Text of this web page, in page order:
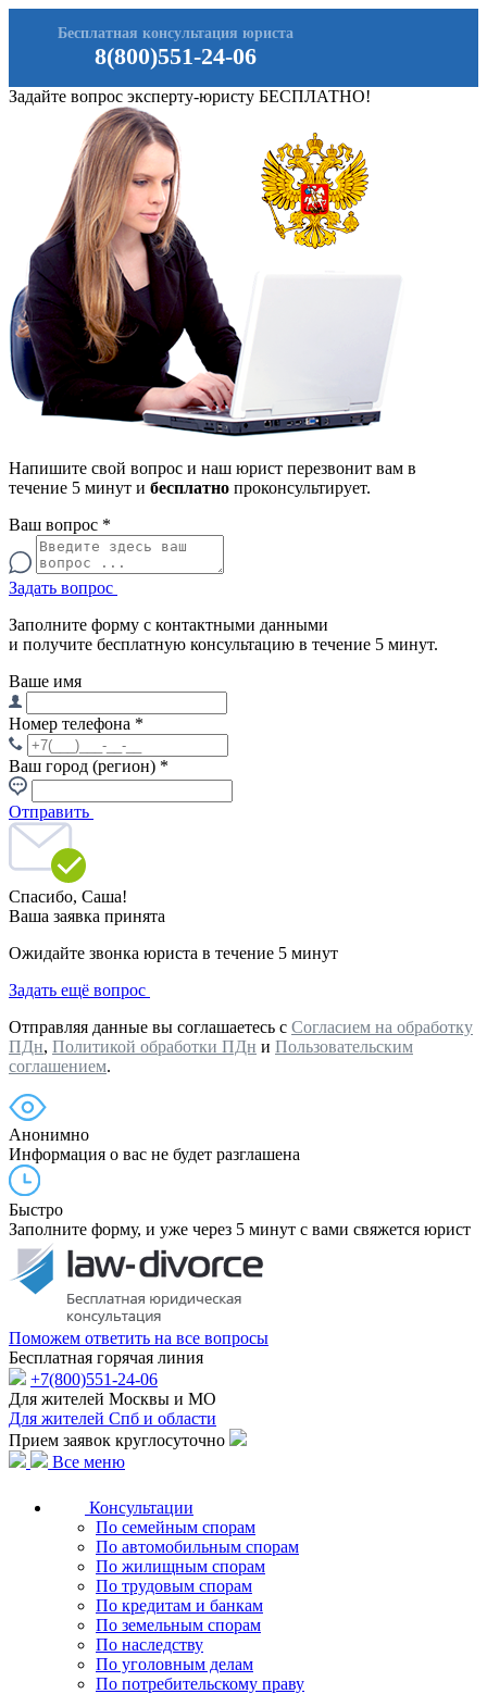
8(800)551-24-06
Бесплатная консультация юриста
Задайте вопрос эксперту-юристу БЕСПЛАТНО!
Напишите свой вопрос и наш юрист перезвонит вам в
течение 5 минут и бесплатно проконсультирует.
Ваш вопрос *
Задать вопрос
Заполните форму с контактными данными
и получите бесплатную консультацию в течение 5 минут.
Ваше имя
Номер телефона *
Ваш город (регион) *
Отправить
Спасибо, Саша!
Ваша заявка принята
Ожидайте звонка юриста в течение 5 минут
Задать ещё вопрос
Отправляя данные вы соглашаетесь с Согласием на обработку
ПДн, Политикой обработки ПДн и Пользовательским
соглашением.
Анонимно
Информация о вас не будет разглашена
Быстро
Заполните форму, и уже через 5 минут с вами свяжется юрист
Поможем ответить на все вопросы
Бесплатная горячая линия
+7(800)551-24-06
Для жителей Москвы и МО
Для жителей Спб и области
Прием заявок круглосуточно
Все меню
Консультации
По семейным спорам
По автомобильным спорам
По жилищным спорам
По трудовым спорам
По кредитам и банкам
По земельным спорам
По наследству
По уголовным делам
По потребительскому праву